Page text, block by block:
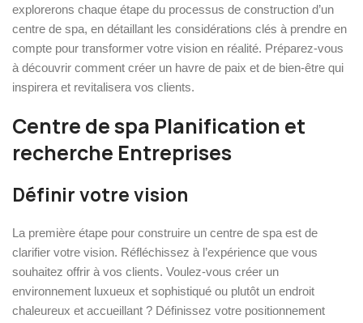
explorerons chaque étape du processus de construction d’un
centre de spa, en détaillant les considérations clés à prendre en
compte pour transformer votre vision en réalité. Préparez-vous
à découvrir comment créer un havre de paix et de bien-être qui
inspirera et revitalisera vos clients.
Centre de spa Planification et
recherche Entreprises
Définir votre vision
La première étape pour construire un centre de spa est de
clarifier votre vision. Réfléchissez à l’expérience que vous
souhaitez offrir à vos clients. Voulez-vous créer un
environnement luxueux et sophistiqué ou plutôt un endroit
chaleureux et accueillant ? Définissez votre positionnement